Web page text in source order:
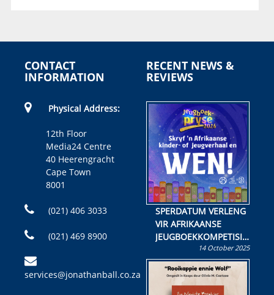
CONTACT
INFORMATION
Physical Address:
12th Floor
Media24 Centre
40 Heerengracht
Cape Town
8001
(021) 406 3033
(021) 469 8900
services@jonathanball.co.za
RECENT NEWS &
REVIEWS
SPERDATUM VERLENG
VIR AFRIKAANSE
JEUGBOEKKOMPETISIE
Skryf ’n jeugboek of
kinderboek en staan ’n
kans om R50 000 te
wen!
14 October 2025